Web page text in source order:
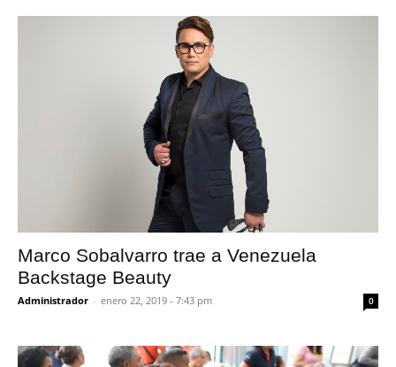
Marco Sobalvarro trae a Venezuela
Backstage Beauty
Administrador - enero 22, 2019 - 7:43 pm 0